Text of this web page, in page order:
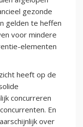
gezonde
gelden te heffen
voor mindere
elementen
heeft op de
concurreren
En
over